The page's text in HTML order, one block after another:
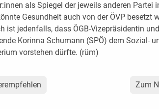
als Spiegel der jeweils anderen Partei
Gesundheit auch von der ÖVP besetzt
ist jedenfalls, dass ÖGB-Vizepräsidentin
Korinna Schumann (SPÖ) dem Sozial-
vorstehen dürfte. (rüm)
Zum